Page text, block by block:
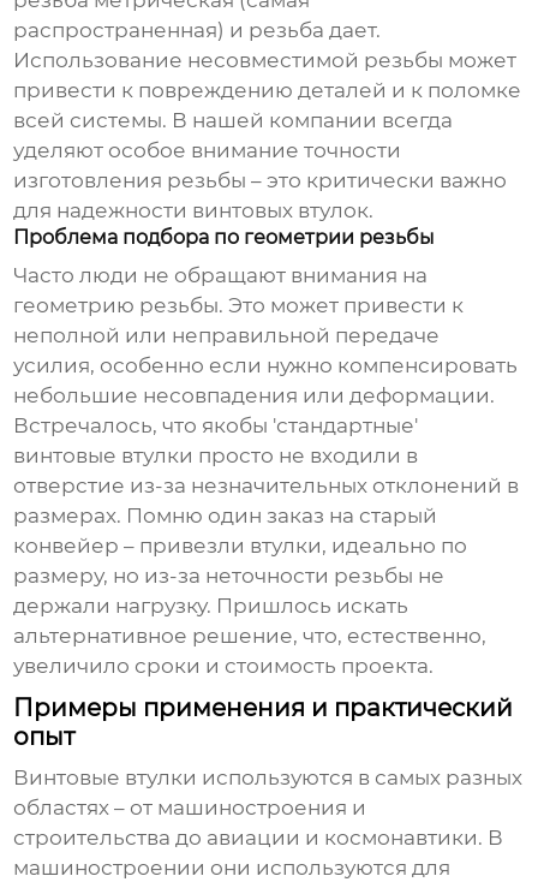
распространенная) и резьба дает.
Использование несовместимой резьбы может
привести к повреждению деталей и к поломке
всей системы. В нашей компании всегда
уделяют особое внимание точности
изготовления резьбы – это критически важно
для надежности винтовых втулок.
Проблема подбора по геометрии резьбы
Часто люди не обращают внимания на
геометрию резьбы. Это может привести к
неполной или неправильной передаче
усилия, особенно если нужно компенсировать
небольшие несовпадения или деформации.
Встречалось, что якобы 'стандартные'
винтовые втулки просто не входили в
отверстие из-за незначительных отклонений в
размерах. Помню один заказ на старый
конвейер – привезли втулки, идеально по
размеру, но из-за неточности резьбы не
держали нагрузку. Пришлось искать
альтернативное решение, что, естественно,
увеличило сроки и стоимость проекта.
Примеры применения и практический
опыт
Винтовые втулки используются в самых разных
областях – от машиностроения и
строительства до авиации и космонавтики. В
машиностроении они используются для